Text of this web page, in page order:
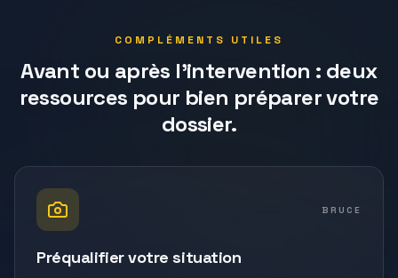
COMPLÉMENTS UTILES
Avant ou après l'intervention : deux
ressources pour bien préparer votre
dossier.
BRUCE
Préqualifier votre situation